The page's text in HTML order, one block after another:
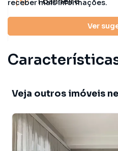
receber mais informações.
Ver
Veja outros imóveis